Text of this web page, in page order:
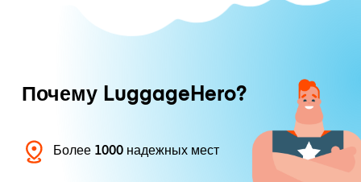
Почему LuggageHero?
Более 1000 надежных мест